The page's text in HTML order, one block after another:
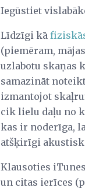
Iegūstiet
Līdzīgi kā
(piemēram,
uzlabotu skaņas
samazināt
izmantojot
cik lielu daļu no
kas ir noderīga,
atšķirīgi
Klausoties
un citas ierīces